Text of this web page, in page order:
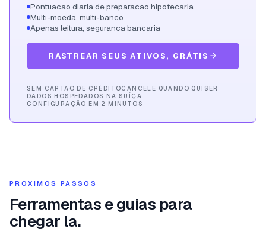
Pontuacao diaria de preparacao hipotecaria
Multi-moeda, multi-banco
Apenas leitura, seguranca bancaria
RASTREAR SEUS ATIVOS, GRÁTIS
SEM CARTÃO DE CRÉDITOCANCELE QUANDO QUISER
DADOS HOSPEDADOS NA SUÍÇA
CONFIGURAÇÃO EM 2 MINUTOS
PROXIMOS PASSOS
Ferramentas e guias para
chegar la.